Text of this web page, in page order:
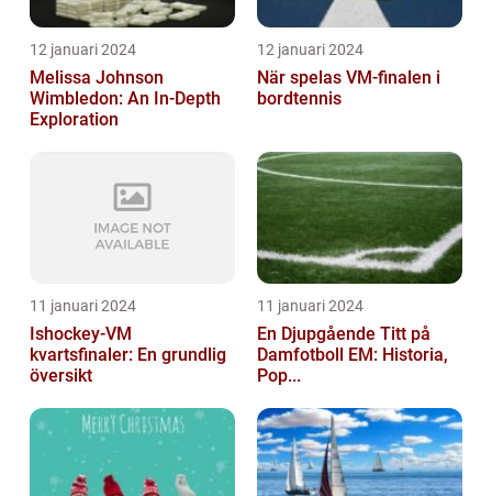
12 januari 2024
Melissa Johnson
Wimbledon: An In-Depth
Exploration
12 januari 2024
När spelas VM-finalen i
bordtennis
11 januari 2024
Ishockey-VM
kvartsfinaler: En grundlig
översikt
11 januari 2024
En Djupgående Titt på
Damfotboll EM: Historia,
Pop...